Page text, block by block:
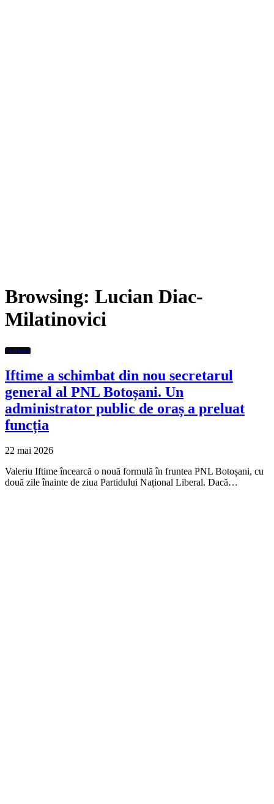
Browsing: Lucian Diac-
Milatinovici
Featured
Iftime a schimbat din nou secretarul
general al PNL Botoșani. Un
administrator public de oraș a preluat
funcția
22 mai 2026
Valeriu Iftime încearcă o nouă formulă în fruntea PNL Botoșani, cu
două zile înainte de ziua Partidului Național Liberal. Dacă…